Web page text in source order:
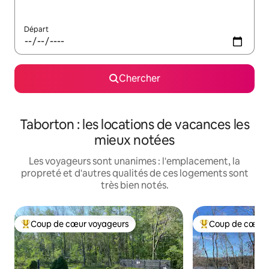
Départ
Chercher
Taborton : les locations de vacances les
mieux notées
Les voyageurs sont unanimes : l'emplacement, la
propreté et d'autres qualités de ces logements sont
très bien notés.
Coup de cœur voyageurs parmi les plus aimés
Coup de cœur voyageurs Coup de cœur
Coup de cœur